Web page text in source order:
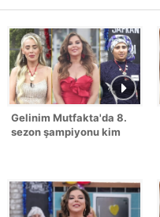
Gelinim Mutfakta'da 8.
sezon şampiyonu kim